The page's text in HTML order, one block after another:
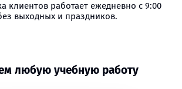
клиентов работает ежедневно с 9:00
выходных и праздников.
любую учебную работу